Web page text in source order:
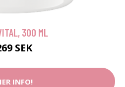
300 ML
SEK
INFO!